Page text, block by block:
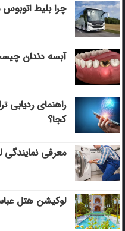
چرا بلیط
آبسه دندان
راهنمای ردیابی
کجا؟
معرفی
لوکیشن هتل